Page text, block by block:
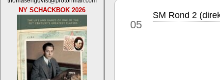
NY SCHACKBOK 2026
05
SM Rond 2